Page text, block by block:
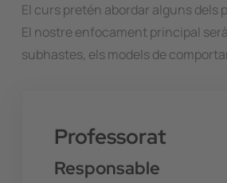
El curs pretén abordar alguns
El nostre enfocament principal
subhastes, els models de
Professorat
Responsable